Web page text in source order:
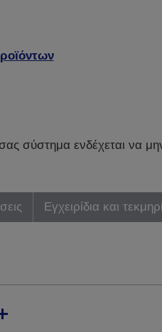
σύστημα ενδέχεται να
Εγχειρίδια και